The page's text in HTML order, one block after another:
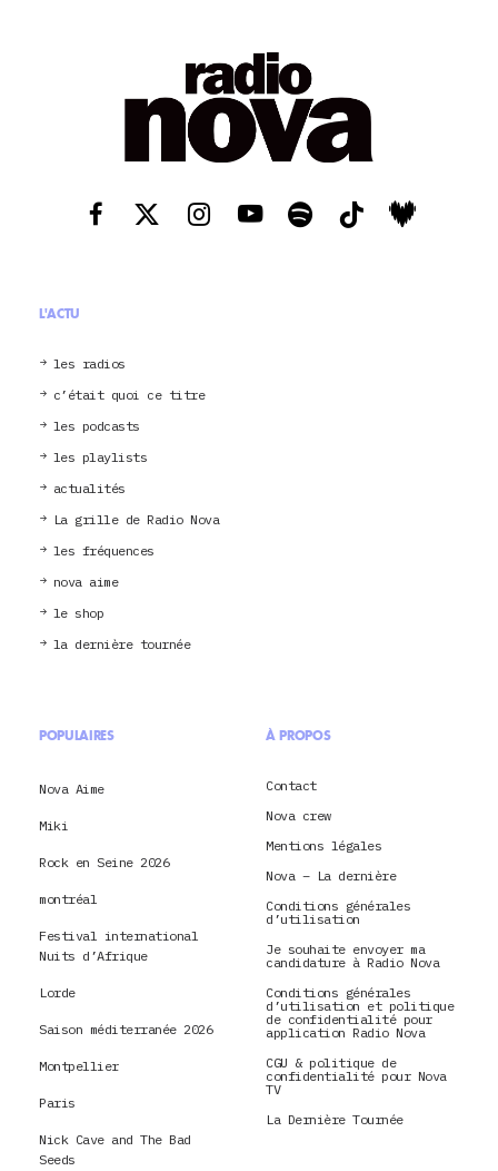
L'ACTU
les radios
c’était quoi ce titre
les podcasts
les playlists
actualités
La grille de Radio Nova
les fréquences
nova aime
le shop
la dernière tournée
POPULAIRES
Nova Aime
Miki
Rock en Seine 2026
montréal
Festival international
Nuits d’Afrique
Lorde
Saison méditerranée 2026
Montpellier
Paris
Nick Cave and The Bad
Seeds
À PROPOS
Contact
Nova crew
Mentions légales
Nova – La dernière
Conditions générales
d’utilisation
Je souhaite envoyer ma
candidature à Radio Nova
Conditions générales
d’utilisation et politique
de confidentialité pour
application Radio Nova
CGU & politique de
confidentialité pour Nova
TV
La Dernière Tournée